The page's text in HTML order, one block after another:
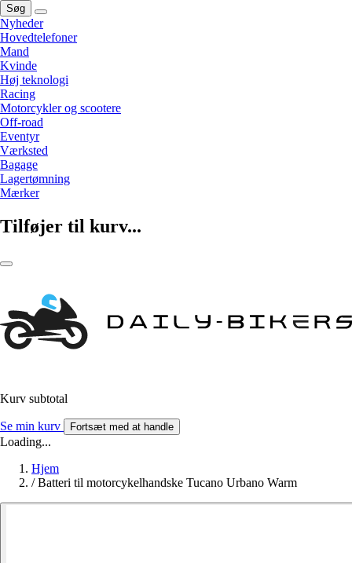
Søg
Nyheder
Hovedtelefoner
Mand
Kvinde
Høj teknologi
Racing
Motorcykler og scootere
Off-road
Eventyr
Værksted
Bagage
Lagertømning
Mærker
Tilføjer til kurv...
Kurv subtotal
Se min kurv Fortsæt med at handle
Loading...
Hjem
/ Batteri til motorcykelhandske Tucano Urbano Warm